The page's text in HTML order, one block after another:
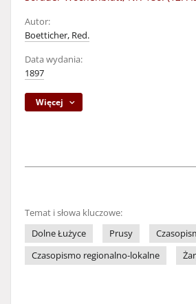
Autor:
Boetticher, Red.
Data wydania:
1897
Więcej
Temat i słowa kluczowe:
Dolne Łużyce
Prusy
Czasopismo regionalno-lokalne